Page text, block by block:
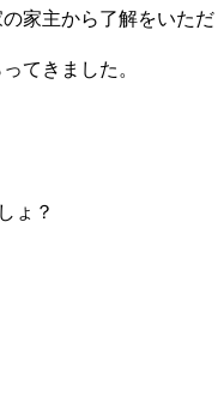
家主から了解をいただ
てきました。
ょ？